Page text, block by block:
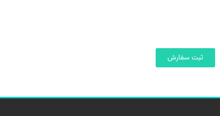
ثبت سفارش